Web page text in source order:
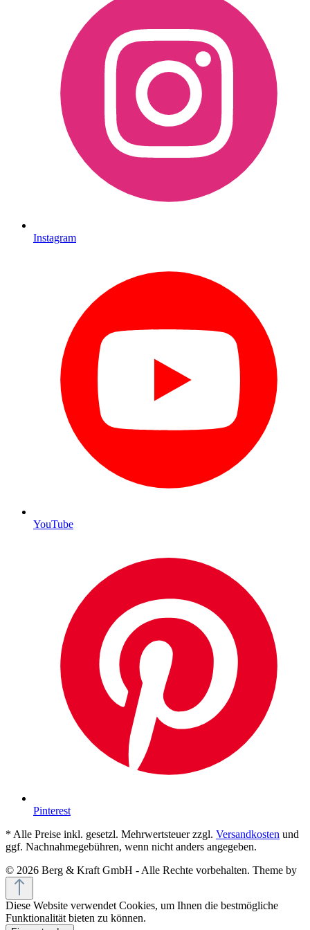
Instagram
YouTube
Pinterest
* Alle Preise inkl. gesetzl. Mehrwertsteuer zzgl. Versandkosten und
ggf. Nachnahmegebühren, wenn nicht anders angegeben.
© 2026 Berg & Kraft GmbH - Alle Rechte vorbehalten. Theme by
Diese Website verwendet Cookies, um Ihnen die bestmögliche
Funktionalität bieten zu können.